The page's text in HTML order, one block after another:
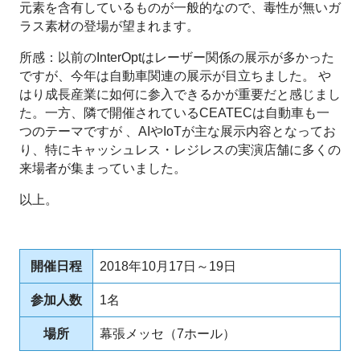
元素を含有しているものが一般的なので、毒性が無いガ
ラス素材の登場が望まれます。
所感：以前のInterOptはレーザー関係の展示が多かった
ですが、今年は自動車関連の展示が目立ちました。 や
はり成長産業に如何に参入できるかが重要だと感じまし
た。一方、隣で開催されているCEATECは自動車も一
つのテーマですが 、AIやIoTが主な展示内容となってお
り、特にキャッシュレス・レジレスの実演店舗に多くの
来場者が集まっていました。
以上。
開催日程 2018年10月17日～19日
参加人数 1名
場所 幕張メッセ（7ホール）